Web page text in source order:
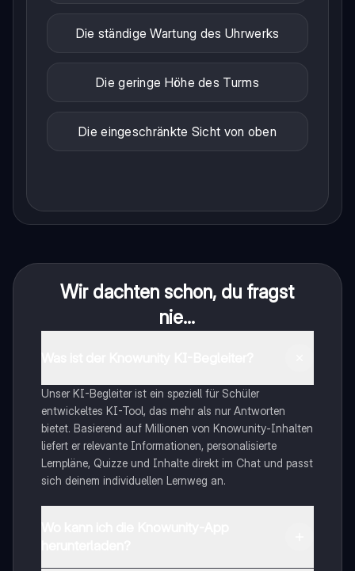
Die ständige Wartung des Uhrwerks
Die geringe Höhe des Turms
Die eingeschränkte Sicht von oben
Wir dachten schon, du fragst
nie...
Unser KI-Begleiter ist ein speziell für Schüler
entwickeltes KI-Tool, das mehr als nur Antworten
bietet. Basierend auf Millionen von Knowunity-Inhalten
liefert er relevante Informationen, personalisierte
Lernpläne, Quizze und Inhalte direkt im Chat und passt
sich deinem individuellen Lernweg an.